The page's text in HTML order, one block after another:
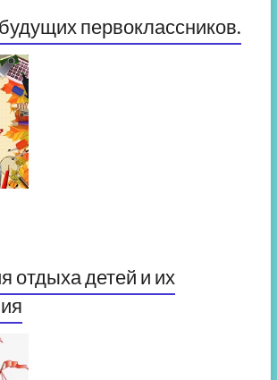
первоклассников.
отдыха детей и их